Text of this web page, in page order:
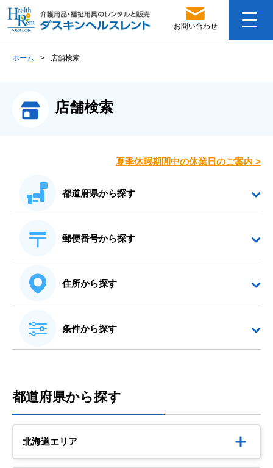
お問い合わせ
ホーム > 店舗検索
店舗検索
夏季休暇期間中の休業日のご案内 >
都道府県から探す
郵便番号から探す
住所から探す
条件から探す
都道府県から探す
北海道エリア